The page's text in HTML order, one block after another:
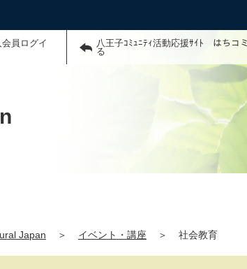
員ログイ
八王子ｺﾐｭﾆﾃｨ活動応援ｻｲﾄ はちコ
る
Japan ＞ イベント・講座 ＞ 社会教育